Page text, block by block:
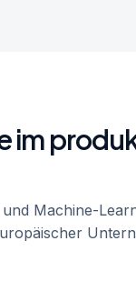
im
Machine-